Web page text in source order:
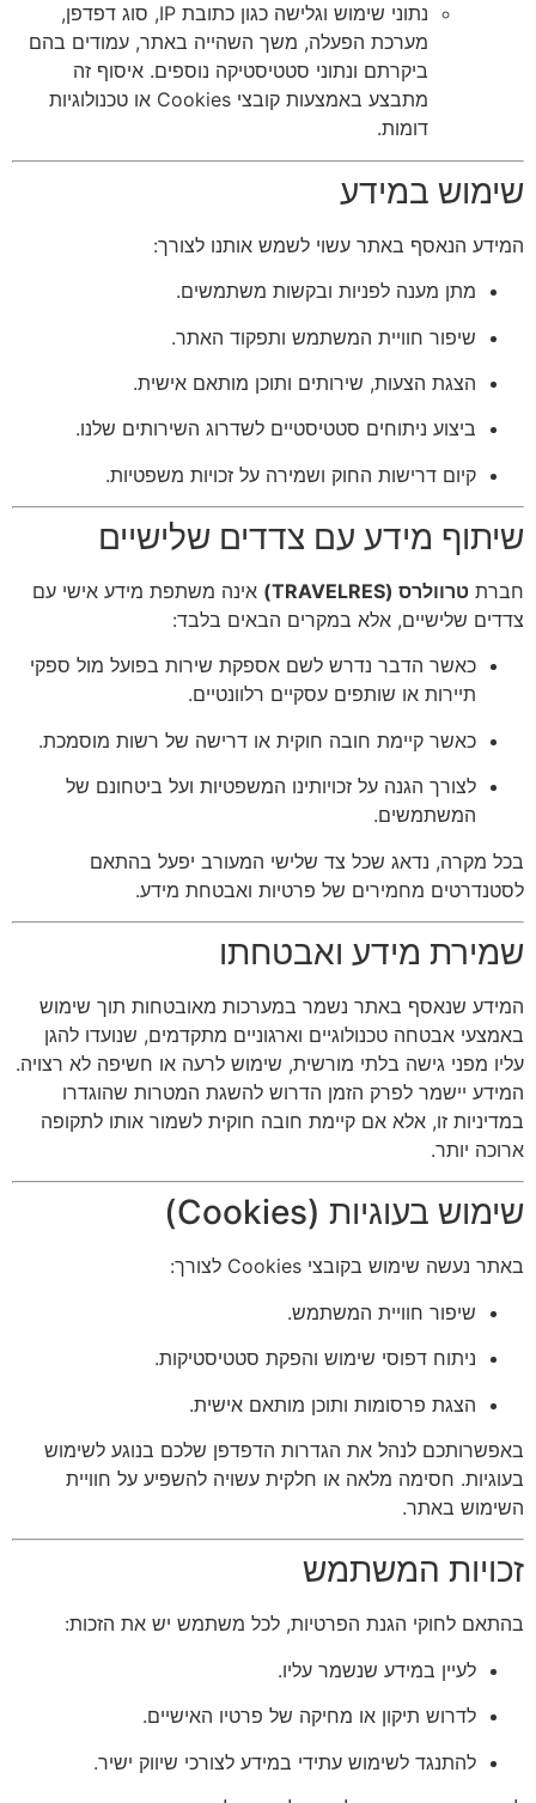
נתוני שימוש וגלישה כגון כתובת IP, סוג דפדפן,
מערכת הפעלה, משך השהייה באתר, עמודים בהם
ביקרתם ונתוני סטטיסטיקה נוספים. איסוף זה
מתבצע באמצעות קובצי Cookies או טכנולוגיות
דומות.
שימוש במידע
המידע הנאסף באתר עשוי לשמש אותנו לצורך:
מתן מענה לפניות ובקשות משתמשים.
שיפור חוויית המשתמש ותפקוד האתר.
הצגת הצעות, שירותים ותוכן מותאם אישית.
ביצוע ניתוחים סטטיסטיים לשדרוג השירותים שלנו.
קיום דרישות החוק ושמירה על זכויות משפטיות.
שיתוף מידע עם צדדים שלישיים
חברת טרוולרס (TRAVELRES)
אינה משתפת מידע אישי עם
צדדים שלישיים, אלא במקרים הבאים בלבד:
כאשר הדבר נדרש לשם אספקת שירות בפועל מול ספקי
תיירות או שותפים עסקיים רלוונטיים.
כאשר קיימת חובה חוקית או דרישה של רשות מוסמכת.
לצורך הגנה על זכויותינו המשפטיות ועל ביטחונם של
המשתמשים.
בכל מקרה, נדאג שכל צד שלישי המעורב יפעל בהתאם
לסטנדרטים מחמירים של פרטיות ואבטחת מידע.
שמירת מידע ואבטחתו
המידע שנאסף באתר נשמר במערכות מאובטחות תוך שימוש
באמצעי אבטחה טכנולוגיים וארגוניים מתקדמים, שנועדו להגן
עליו מפני גישה בלתי מורשית, שימוש לרעה או חשיפה לא רצויה.
המידע יישמר לפרק הזמן הדרוש להשגת המטרות שהוגדרו
במדיניות זו, אלא אם קיימת חובה חוקית לשמור אותו לתקופה
ארוכה יותר.
שימוש בעוגיות (Cookies)
באתר נעשה שימוש בקובצי Cookies לצורך:
שיפור חוויית המשתמש.
ניתוח דפוסי שימוש והפקת סטטיסטיקות.
הצגת פרסומות ותוכן מותאם אישית.
באפשרותכם לנהל את הגדרות הדפדפן שלכם בנוגע לשימוש
בעוגיות. חסימה מלאה או חלקית עשויה להשפיע על חוויית
השימוש באתר.
זכויות המשתמש
בהתאם לחוקי הגנת הפרטיות, לכל משתמש יש את הזכות:
לעיין במידע שנשמר עליו.
לדרוש תיקון או מחיקה של פרטיו האישיים.
להתנגד לשימוש עתידי במידע לצורכי שיווק ישיר.